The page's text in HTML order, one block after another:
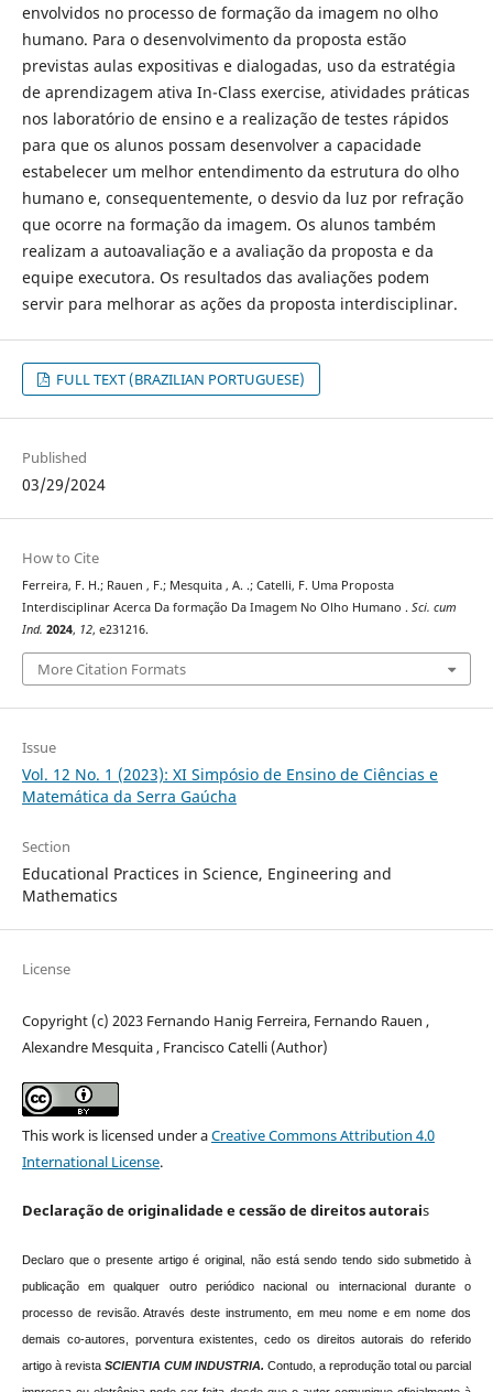
envolvidos no processo de formação da imagem no olho
humano. Para o desenvolvimento da proposta estão
previstas aulas expositivas e dialogadas, uso da estratégia
de aprendizagem ativa In-Class exercise, atividades práticas
nos laboratório de ensino e a realização de testes rápidos
para que os alunos possam desenvolver a capacidade
estabelecer um melhor entendimento da estrutura do olho
humano e, consequentemente, o desvio da luz por refração
que ocorre na formação da imagem. Os alunos também
realizam a autoavaliação e a avaliação da proposta e da
equipe executora. Os resultados das avaliações podem
servir para melhorar as ações da proposta interdisciplinar.
FULL TEXT (BRAZILIAN PORTUGUESE)
Published
03/29/2024
How to Cite
Ferreira, F. H.; Rauen , F.; Mesquita , A. .; Catelli, F. Uma Proposta
Interdisciplinar Acerca Da formação Da Imagem No Olho Humano . Sci. cum
Ind. 2024, 12, e231216.
More Citation Formats
Issue
Vol. 12 No. 1 (2023): XI Simpósio de Ensino de Ciências e
Matemática da Serra Gaúcha
Section
Educational Practices in Science, Engineering and
Mathematics
License
Copyright (c) 2023 Fernando Hanig Ferreira, Fernando Rauen ,
Alexandre Mesquita , Francisco Catelli (Author)
This work is licensed under aCreative Commons Attribution 4.0
International License.
Declaração de originalidade e cessão de direitos autorais
Declaro que o presente artigo é original, não está sendo tendo sido submetido à
publicação em qualquer outro periódico nacional ou internacional durante o
processo de revisão. Através deste instrumento, em meu nome e em nome dos
demais co-autores, porventura existentes, cedo os direitos autorais do referido
artigo à revista SCIENTIA CUM INDUSTRIA. Contudo, a reprodução total ou parcial